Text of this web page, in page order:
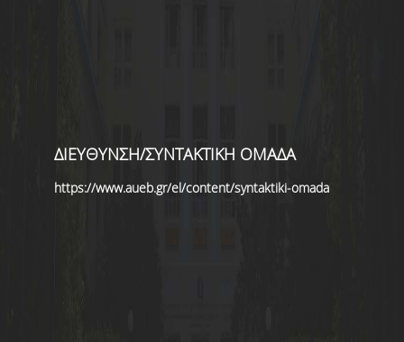
ΔΙΕΥΘΥΝΣΗ/ΣΥΝΤΑΚΤΙΚΗ ΟΜΑΔΑ
https://www.aueb.gr/el/content/syntaktiki-omada